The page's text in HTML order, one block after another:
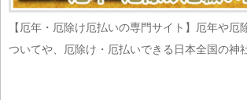
【厄年・厄除け厄払いの専門サイト】厄年や厄
ついてや、厄除け・厄払いできる日本全国の神